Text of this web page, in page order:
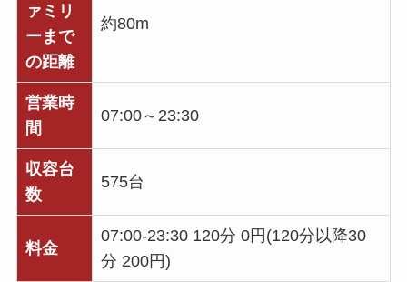
ァミリ
ーまで
の距離
約80m
営業時
間
07:00～23:30
収容台
数
575台
料金
07:00-23:30 120分 0円(120分以降30
分 200円)